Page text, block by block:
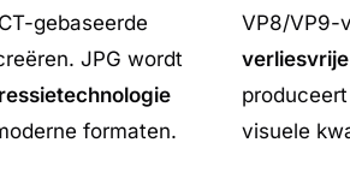
gebaseerde
JPG wordt
formaten.
VP8/VP9-
visuele